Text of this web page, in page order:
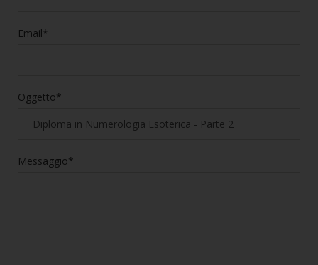
Email*
Oggetto*
Messaggio*